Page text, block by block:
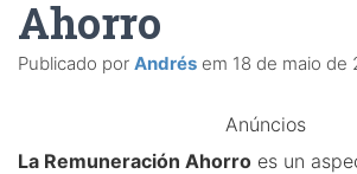
Ahorro
Publicado por Andrés em 18 de maio de
Anúncios
La Remuneración Ahorro es un